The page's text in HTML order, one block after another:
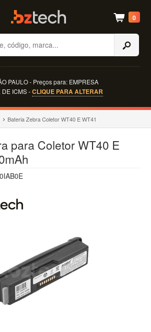
0
PAULO - Preços para: EMPRESA
DE ICMS -CLIQUE PARA ALTERAR
Bateria Zebra Coletor WT40 E WT41
para Coletor WT40 E